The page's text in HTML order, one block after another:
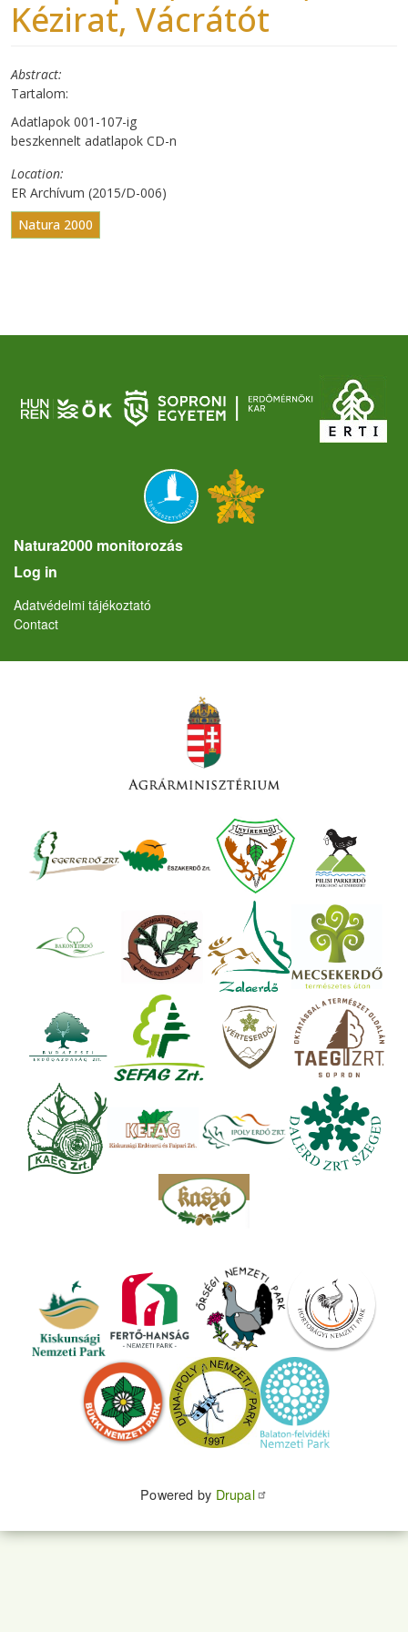
Kézirat, Vácrátót
Abstract
Tartalom:
Adatlapok 001-107-ig
beszkennelt adatlapok CD-n
Location
ER Archívum (2015/D-006)
Natura 2000
Natura2000 monitorozás
User account menu
Log in
Lábléc
Adatvédelmi tájékoztató
Contact
Powered by Drupal